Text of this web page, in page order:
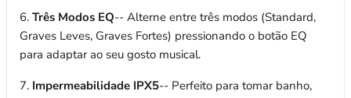
6. Três Modos EQ-- Alterne entre três modos (Standard,
Graves Leves, Graves Fortes) pressionando o botão EQ
para adaptar ao seu gosto musical.
7. Impermeabilidade IPX5-- Perfeito para tomar banho,